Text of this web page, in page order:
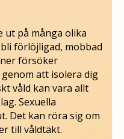
ut på många olika
förlöjligad, mobbad
försöker
att isolera dig
våld kan vara allt
Sexuella
Det kan röra sig om
till våldtäkt.